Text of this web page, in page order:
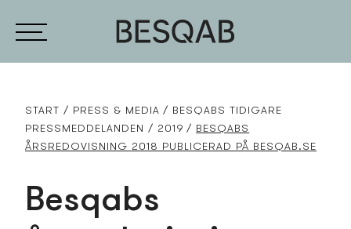
START PRESS­ & MEDIA
BESQABS TIDIGARE
PRESS­MEDDELANDEN
2019
BESQABS
ÅRSREDOVISNING 2018 PUBLICERAD PÅ BESQAB.SE
Besqabs